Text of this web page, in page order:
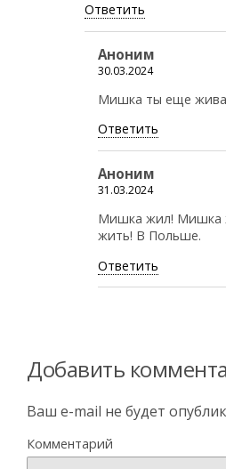
Ответить
Аноним
30.03.2024
Мишка ты еще
Ответить
Аноним
31.03.2024
Мишка жил! Мишка
жить! В Польше.
Ответить
Добавить
Ваш e-mail не будет
Комментарий